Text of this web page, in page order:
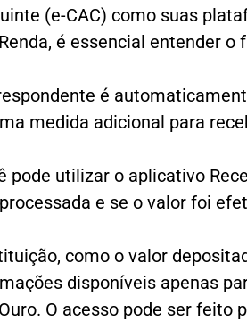
(e-CAC) como suas
é essencial entender o
é
medida adicional para
utilizar o aplicativo
e se o valor foi
como o valor
disponíveis apenas
O acesso pode ser feito